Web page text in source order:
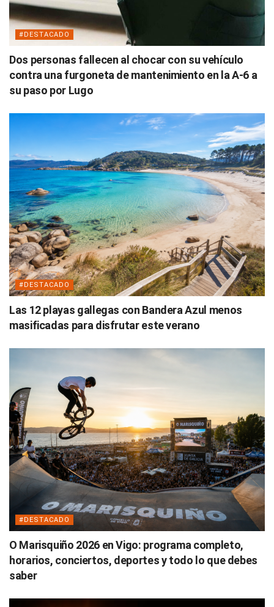
#DESTACADO
Dos personas fallecen al chocar con su vehículo
contra una furgoneta de mantenimiento en la A-6 a
su paso por Lugo
#DESTACADO
Las 12 playas gallegas con Bandera Azul menos
masificadas para disfrutar este verano
#DESTACADO
O Marisquiño 2026 en Vigo: programa completo,
horarios, conciertos, deportes y todo lo que debes
saber